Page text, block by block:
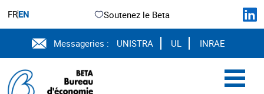
FREN Soutenez le Beta
Messageries : UNISTRA UL INRAE